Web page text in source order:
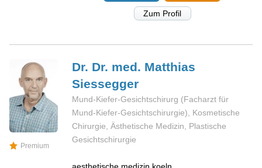
Zum Profil
Premium
Dr. Dr. med. Matthias
Siessegger
Mund-Kiefer-Gesichtschirurg (Facharzt für
Mund-Kiefer-Gesichtschirurgie), Kosmetische
Chirurgie, Ästhetische Medizin, Plastische
Gesichtschirurgie